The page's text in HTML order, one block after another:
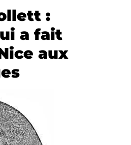
:
a fait
aux